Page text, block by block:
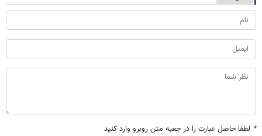
* لطفا حاصل عبارت را در جعبه متن روبرو وارد کنید